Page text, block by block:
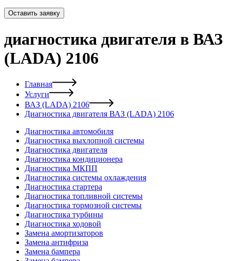
Оставить заявку
диагностика двигателя в ВАЗ
(LADA) 2106
Главная
Услуги
ВАЗ (LADA) 2106
Диагностика двигателя ВАЗ (LADA) 2106
Диагностика автомобиля
Диагностика выхлопной системы
Диагностика двигателя
Диагностика кондиционера
Диагностика МКПП
Диагностика системы охлаждения
Диагностика стартера
Диагностика топливной системы
Диагностика тормозной системы
Диагностика турбины
Диагностика ходовой
Замена амортизаторов
Замена антифриза
Замена бампера